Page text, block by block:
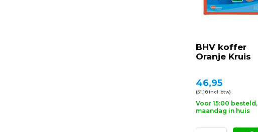
BHV koffer
Oranje Kruis
46,95
(51,18 Incl. btw)
Voor 15:00 besteld,
maandag in huis